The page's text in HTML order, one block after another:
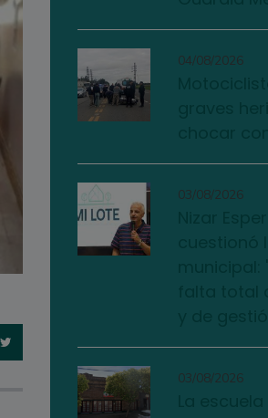
04/08/2026
03/08/2026
03/08/2026